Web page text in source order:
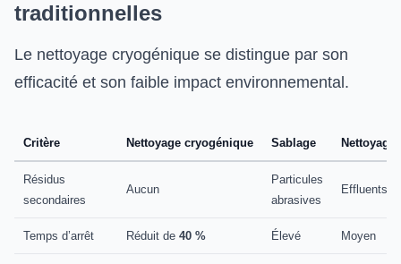
traditionnelles
Le nettoyage cryogénique se distingue par son
efficacité et son faible impact environnemental.
Critère Nettoyage cryogénique Sablage
Résidus
secondaires
Aucun
Particules
abrasives
Effluents
Temps d’arrêt Réduit de 40 % Élevé Moyen